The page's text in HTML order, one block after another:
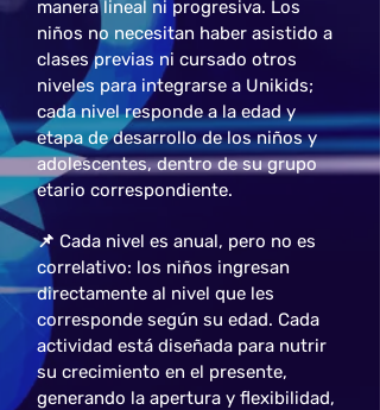
manera lineal ni progresiva. Los
niños no necesitan haber asistido a
clases previas ni cursado otros
niveles para integrarse a Unikids;
cada nivel responde a la edad y
etapa de desarrollo de los niños y
adolescentes, dentro de su grupo
etario correspondiente.
📌 Cada nivel es anual, pero no es
correlativo: los niños ingresan
directamente al nivel que les
corresponde según su edad.​ Cada
actividad está diseñada para nutrir
su crecimiento en el presente,
generando la apertura y flexibilidad,